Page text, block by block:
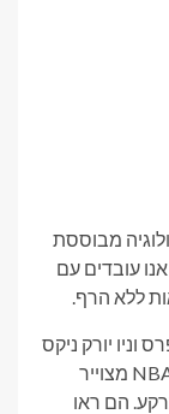
מבוססת
עובדים עם
ללא הרף.
וניו יורק ניקס
קיימו אימונים על קומה עם הלוגו של גמר ה-NBA מצוייר
הם ראו